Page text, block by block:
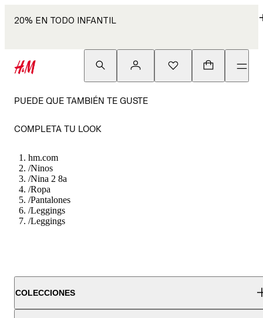
20% EN TODO INFANTIL
PUEDE QUE TAMBIÉN TE GUSTE
COMPLETA TU LOOK
hm.com
/Ninos
/Nina 2 8a
/Ropa
/Pantalones
/Leggings
/Leggings
COLECCIONES